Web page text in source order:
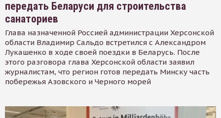
передать Беларуси для строительства
санаториев
Глава назначенной Россией администрации Херсонской
области Владимир Сальдо встретился с Александром
Лукашенко в ходе своей поездки в Беларусь. После
этого разговора глава Херсонской области заявил
журналистам, что регион готов передать Минску часть
побережья Азовского и Черного морей